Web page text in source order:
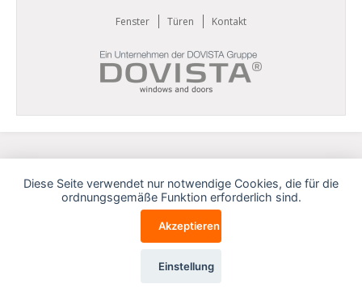
Fenster Türen Kontakt
Diese Seite verwendet nur notwendige Cookies, die für die
ordnungsgemäße Funktion erforderlich sind.
Akzeptieren
Einstellung